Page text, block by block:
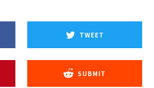
TWEET
SUBMIT